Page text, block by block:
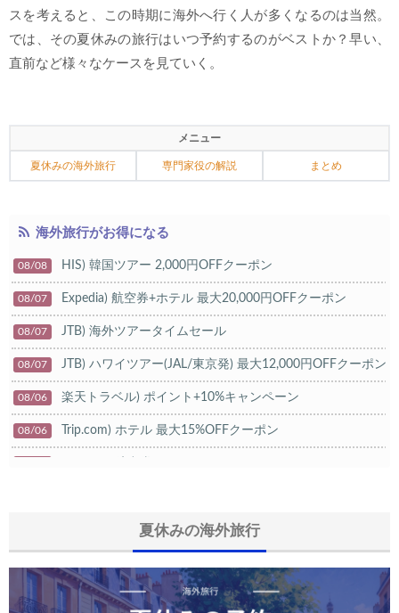
スを考えると、この時期に海外へ行く人が多くなるのは当然。
では、その夏休みの旅行はいつ予約するのがベストか？早い、
直前など様々なケースを見ていく。
メニュー
夏休みの海外旅行 専門家役の解説 まとめ
海外旅行がお得になる
08/08 HIS) 韓国ツアー 2,000円OFFクーポン
08/07 Expedia) 航空券+ホテル 最大20,000円OFFクーポン
08/07 JTB) 海外ツアータイムセール
08/07 JTB) ハワイツアー(JAL/東京発) 最大12,000円OFFクーポン
08/06 楽天トラベル) ポイント+10%キャンペーン
08/06 Trip.com) ホテル 最大15%OFFクーポン
HIS) 海外航空券タイムセール
08/03 Trip.com) 韓国旅 最大50%OFFセール
夏休みの海外旅行